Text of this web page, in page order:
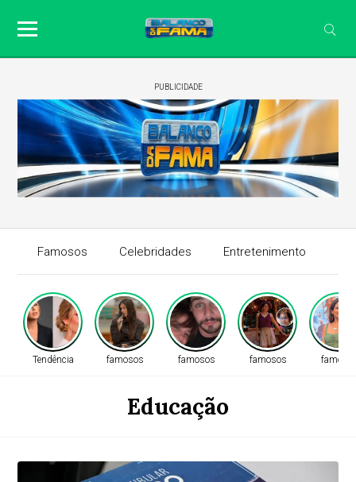
PUBLICIDADE
Famosos Celebridades Entretenimento
Tendência famosos famosos famosos
Educação